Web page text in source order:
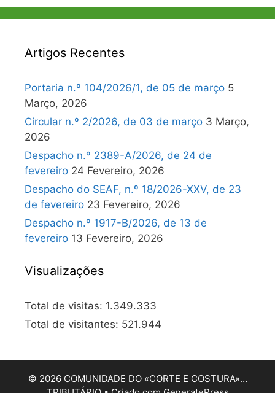
Artigos Recentes
Portaria n.º 104/2026/1, de 05 de março 5
Março, 2026
Circular n.º 2/2026, de 03 de março 3 Março,
2026
Despacho n.º 2389-A/2026, de 24 de
fevereiro 24 Fevereiro, 2026
Despacho do SEAF, n.º 18/2026-XXV, de 23
de fevereiro 23 Fevereiro, 2026
Despacho n.º 1917-B/2026, de 13 de
fevereiro 13 Fevereiro, 2026
Visualizações
Total de visitas: 1.349.333
Total de visitantes: 521.944
© 2026 COMUNIDADE DO «CORTE E COSTURA»…